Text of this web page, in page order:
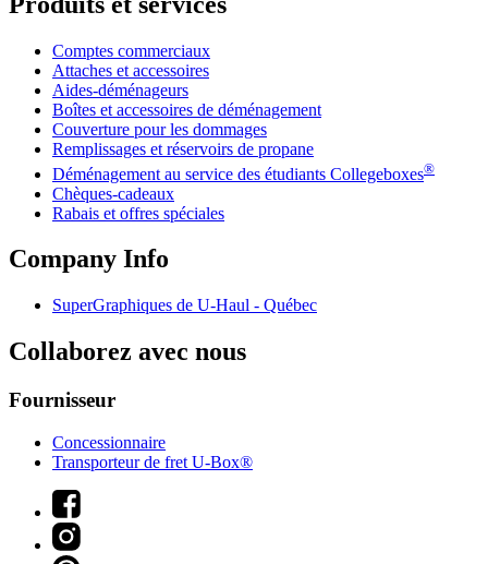
Comptes commerciaux
Attaches et accessoires
Aides-déménageurs
Boîtes et accessoires de déménagement
Couverture pour les dommages
Remplissages et réservoirs de propane
Déménagement au service des étudiants Collegeboxes®
Chèques-cadeaux
Rabais et offres spéciales
Company Info
SuperGraphiques de U-Haul - Québec
Collaborez avec nous
Fournisseur
Concessionnaire
Transporteur de fret U-Box®